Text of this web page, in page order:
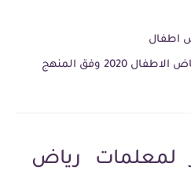
اطفال
تحميل نموذج تحضير رياض الاطفال 2020 وفق المنهج
لمعلمات رياض